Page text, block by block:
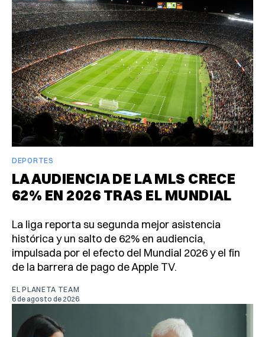
DEPORTES
LA AUDIENCIA DE LA MLS CRECE
62% EN 2026 TRAS EL MUNDIAL
La liga reporta su segunda mejor asistencia
histórica y un salto de 62% en audiencia,
impulsada por el efecto del Mundial 2026 y el fin
de la barrera de pago de Apple TV.
EL PLANETA TEAM
6 de agosto de 2026